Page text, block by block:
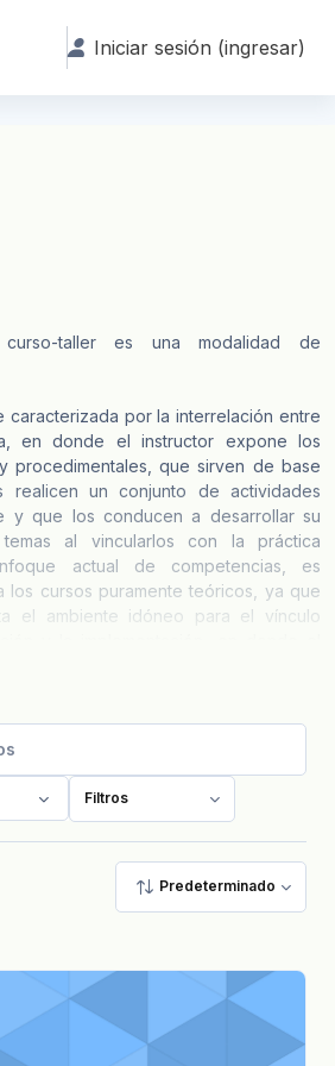
Iniciar sesión (ingresar)
taller es una modalidad de
caracterizada por la interrelación entre
en donde el instructor expone los
procedimentales, que sirven de base
realicen un conjunto de actividades
y que los conducen a desarrollar su
al vincularlos con la práctica
actual de competencias, es
los cursos puramente teóricos, ya que
el ambiente idóneo para el vínculo
retroalimentación.
Filtros
Predeterminado